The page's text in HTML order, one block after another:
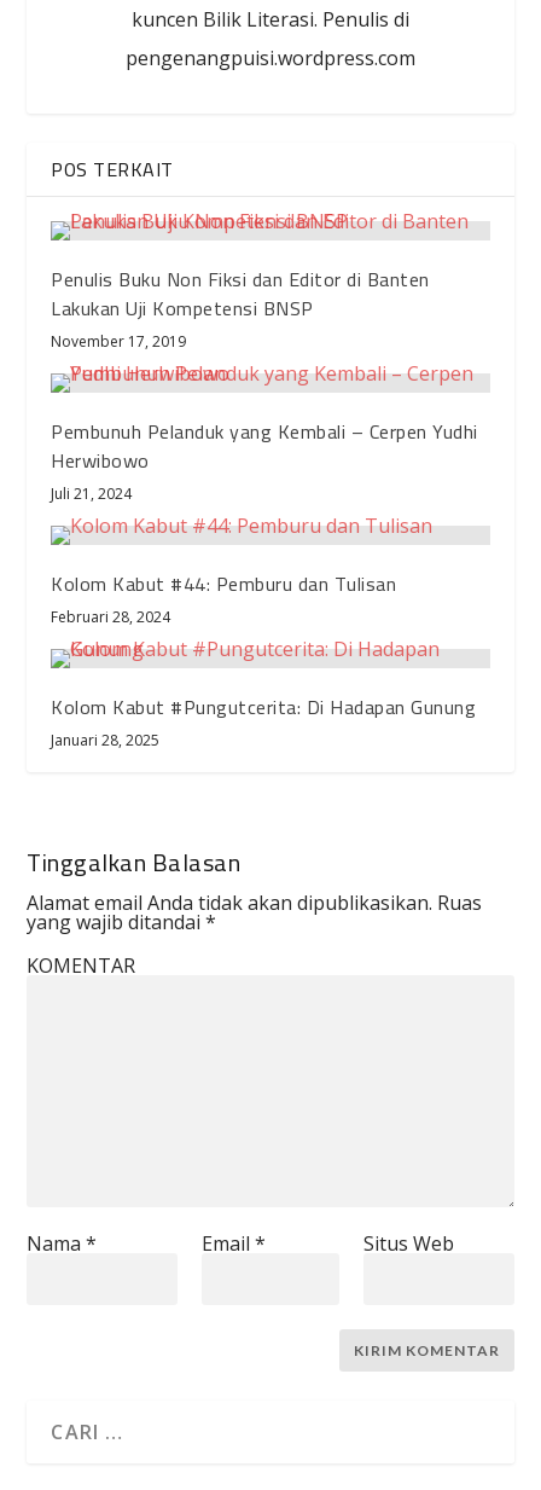
kuncen Bilik Literasi. Penulis di
pengenangpuisi.wordpress.com
POS TERKAIT
Penulis Buku Non Fiksi dan Editor di Banten
Lakukan Uji Kompetensi BNSP
November 17, 2019
Pembunuh Pelanduk yang Kembali – Cerpen Yudhi
Herwibowo
Juli 21, 2024
Kolom Kabut #44: Pemburu dan Tulisan
Februari 28, 2024
Kolom Kabut #Pungutcerita: Di Hadapan Gunung
Januari 28, 2025
Tinggalkan Balasan
Alamat email Anda tidak akan dipublikasikan. Ruas
yang wajib ditandai*
KOMENTAR
Nama* Email * Situs Web